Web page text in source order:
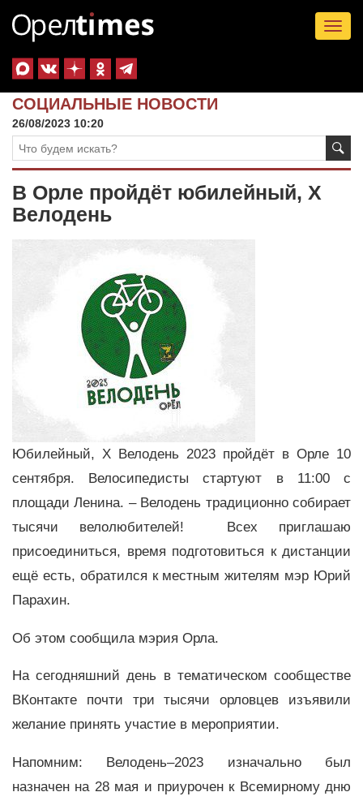
СОЦИАЛЬНЫЕ НОВОСТИ
26/08/2023 10:20
В Орле пройдёт юбилейный, Х
Велодень
Юбилейный, Х Велодень 2023 пройдёт в Орле 10
сентября. Велосипедисты стартуют в 11:00 с
площади Ленина. – Велодень традиционно собирает
тысячи велолюбителей! Всех приглашаю
присоединиться, время подготовиться к дистанции
ещё есть, обратился к местным жителям мэр Юрий
Парахин.
Об этом сообщила мэрия Орла.
На сегодняшний день в тематическом сообществе
ВКонтакте почти три тысячи орловцев изъявили
желание принять участие в мероприятии.
Напомним: Велодень–2023 изначально был
назначен на 28 мая и приурочен к Всемирному дню